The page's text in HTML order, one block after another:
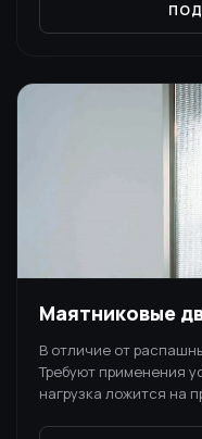
Маятниковые
В отличие от
Требуют применения
нагрузка ложится на